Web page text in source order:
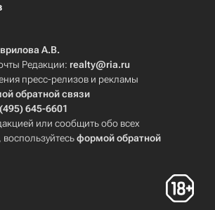
А.В.
Редакции: realty@ria.ru
пресс-релизов и рекламы
обратной связи
645-6601
или сообщить обо всех
формой обратной